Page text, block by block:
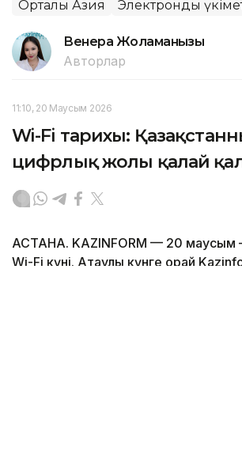
Орталық Азия Электронды
Венера Жоламанқызы
Авторлар
11:10, 20 Маусым 2026
Wi-Fi тарихы:
цифрлық жолы қалай
АСТАНА. KAZINFORM — 20 маусым
Wi-Fi күні. Атаулы күнге орай